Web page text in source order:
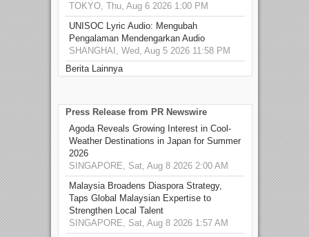
TOKYO, Thu, Aug 6 2026 1:00 PM
UNISOC Lyric Audio: Mengubah
Pengalaman Mendengarkan Audio
SHANGHAI, Wed, Aug 5 2026 11:58 PM
Berita Lainnya
Press Release from PR Newswire
Agoda Reveals Growing Interest in Cool-
Weather Destinations in Japan for Summer
2026
SINGAPORE, Sat, Aug 8 2026 2:00 AM
Malaysia Broadens Diaspora Strategy,
Taps Global Malaysian Expertise to
Strengthen Local Talent
SINGAPORE, Sat, Aug 8 2026 1:57 AM